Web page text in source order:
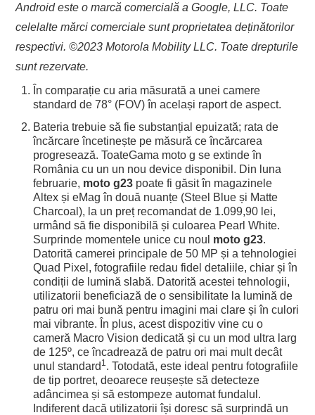
Android este o marcă comercială a Google, LLC. Toate
celelalte mărci comerciale sunt proprietatea deținătorilor
respectivi. ©2023 Motorola Mobility LLC. Toate drepturile
sunt rezervate.
În comparație cu aria măsurată a unei camere
standard de 78° (FOV) în același raport de aspect.
Bateria trebuie să fie substanțial epuizată; rata de
încărcare încetinește pe măsură ce încărcarea
progresează. ToateGama moto g se extinde în
România cu un un nou device disponibil. Din luna
februarie, moto g23 poate fi găsit în magazinele
Altex și eMag în două nuanțe (Steel Blue și Matte
Charcoal), la un preț recomandat de 1.099,90 lei,
urmând să fie disponibilă și culoarea Pearl White.
Surprinde momentele unice cu noul moto g23.
Datorită camerei principale de 50 MP și a tehnologiei
Quad Pixel, fotografiile redau fidel detaliile, chiar și în
condiții de lumină slabă. Datorită acestei tehnologii,
utilizatorii beneficiază de o sensibilitate la lumină de
patru ori mai bună pentru imagini mai clare și în culori
mai vibrante. În plus, acest dispozitiv vine cu o
cameră Macro Vision dedicată și cu un mod ultra larg
de 125º, ce încadrează de patru ori mai mult decât
unul standard 1 . Totodată, este ideal pentru fotografiile
de tip portret, deoarece reușește să detecteze
adâncimea și să estompeze automat fundalul.
Indiferent dacă utilizatorii își doresc să surprindă un